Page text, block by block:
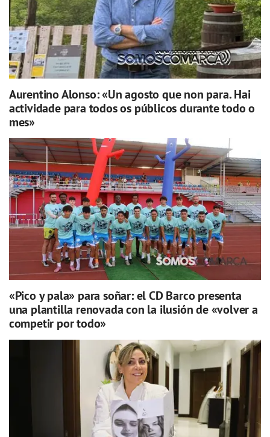
Aurentino Alonso: «Un agosto que non para. Hai
actividade para todos os públicos durante todo o
mes»
«Pico y pala» para soñar: el CD Barco presenta
una plantilla renovada con la ilusión de «volver a
competir por todo»